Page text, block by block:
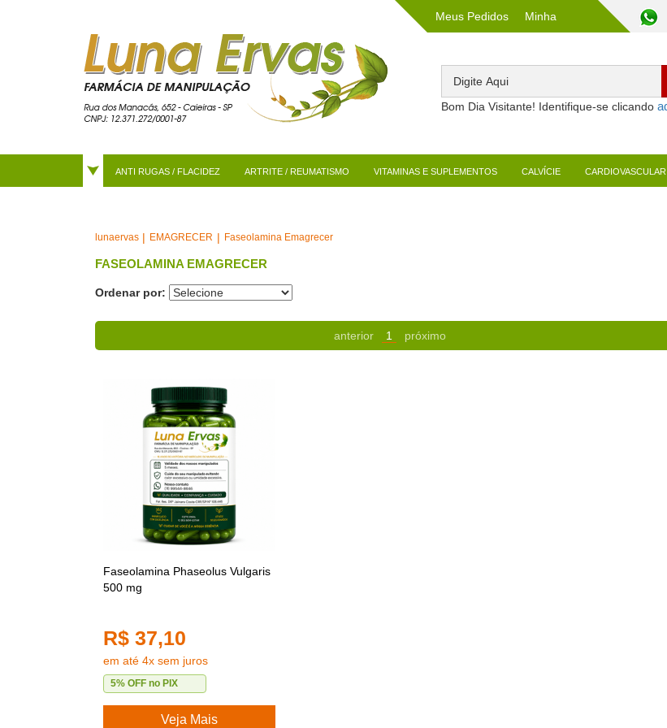
Meus Pedidos Minha
Bom Dia Visitante! Identifique-se clicando
ANTI RUGAS / FLACIDEZ ARTRITE / REUMATISMO VITAMINAS E SUPLEMENTOS CALVÍCIE CARDIOVASCULAR
lunaervas EMAGRECER Faseolamina Emagrecer
FASEOLAMINA EMAGRECER
Ordenar por:
anterior 1 próximo
Faseolamina Phaseolus Vulgaris
500 mg
R$ 37,10
em até 4x sem juros
5% OFF no PIX
Veja Mais